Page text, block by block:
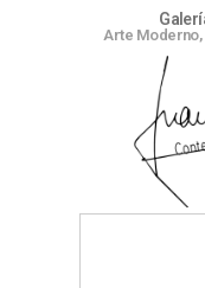
Arte Moderno,